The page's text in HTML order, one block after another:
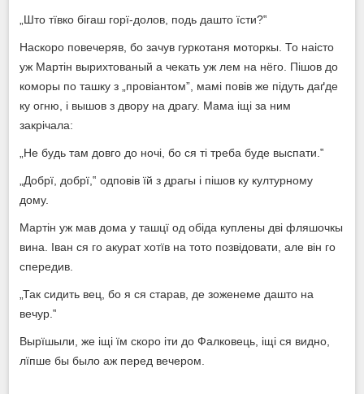
„Што тївко бігаш горї-долов, подь дашто їсти?‟
Наскоро повечеряв, бо зачув гуркотаня моторкы. То наісто
уж Мартін вырихтованый а чекать уж лем на нёго. Пішов до
коморы по ташку з „провіантом”, мамі повів же підуть даґде
ку огню, і вышов з двору на драгу. Мама іщі за ним
закрічала:
„Не будь там довго до ночі, бо ся ті треба буде выспати.‟
„Добрї, добрї,‟ одповів їй з драгы і пішов ку културному
дому.
Мартін уж мав дома у ташцї од обіда куплены дві фляшочкы
вина. Іван ся го акурат хотїв на тото позвідовати, але він го
спередив.
„Так сидить вец, бо я ся старав, де зоженеме дашто на
вечур.‟
Вырїшыли, же іщі їм скоро іти до Фалковець, іщі ся видно,
лїпше бы было аж перед вечером.